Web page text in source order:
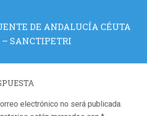
DE ANDALUCÍA CÉUTA
– SANCTIPETRI
electrónico no será publicada.